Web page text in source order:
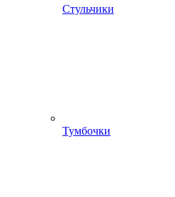
Стульчики
Тумбочки